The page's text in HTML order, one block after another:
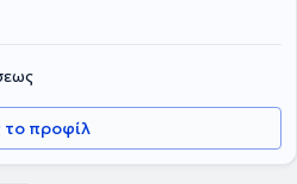
το προφίλ